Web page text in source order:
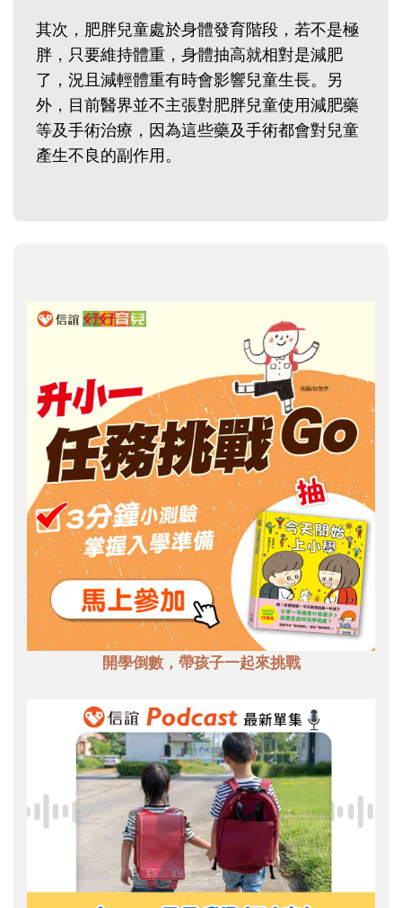
其次，肥胖兒童處於身體發育階段，若不是極
胖，只要維持體重，身體抽高就相對是減肥
了，況且減輕體重有時會影響兒童生長。另
外，目前醫界並不主張對肥胖兒童使用減肥藥
等及手術治療，因為這些藥及手術都會對兒童
產生不良的副作用。
開學倒數，帶孩子一起來挑戰